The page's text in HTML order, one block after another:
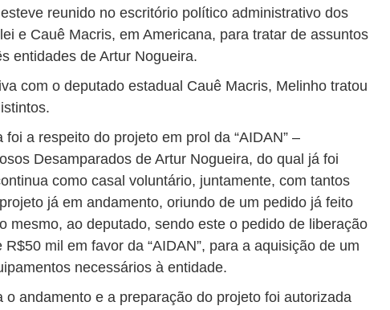
esteve reunido no escritório político administrativo dos
e Cauê Macris, em Americana, para tratar de assuntos
entidades de Artur Nogueira.
com o deputado estadual Cauê Macris, Melinho tratou
foi a respeito do projeto em prol da “AIDAN” –
Desamparados de Artur Nogueira, do qual já foi
como casal voluntário, juntamente, com tantos
já em andamento, oriundo de um pedido já feito
mesmo, ao deputado, sendo este o pedido de liberação
mil em favor da “AIDAN”, para a aquisição de um
necessários à entidade.
o andamento e a preparação do projeto foi autorizada